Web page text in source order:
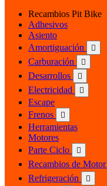
Recambios Pit Bike
Adhesivos
Asiento
Amortiguación

Carburación 
Desarrollos 
Electricidad 
Escape
Frenos

Herramientas
Motores
Parte Ciclo

Recambios de Motor
Refrigeración 